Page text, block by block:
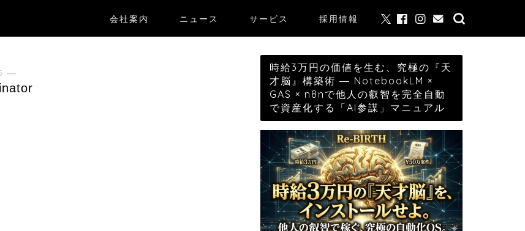
会社案内 ニュース サービス 採用情報
―
時給3万円の価値を生む、究極の『天
才脳』構築術 ― NotebookLM ×
GAS × n8nで他人の叡智を完全自動
で資産化する「AI参謀」マニュアル